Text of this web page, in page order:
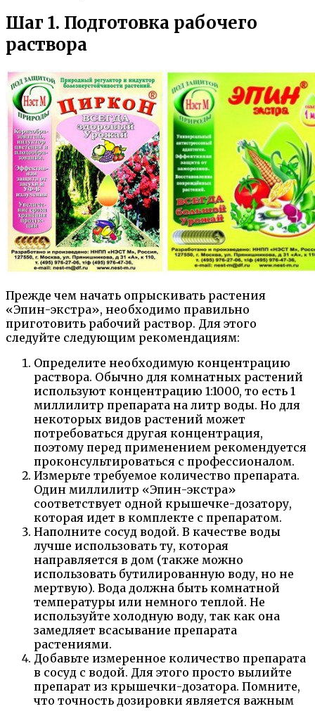
Шаг 1. Подготовка рабочего
раствора
Прежде чем начать опрыскивать растения
«Эпин-экстра», необходимо правильно
приготовить рабочий раствор. Для этого
следуйте следующим рекомендациям:
Определите необходимую концентрацию
раствора. Обычно для комнатных растений
используют концентрацию 1:1000, то есть 1
миллилитр препарата на литр воды. Но для
некоторых видов растений может
потребоваться другая концентрация,
поэтому перед применением рекомендуется
проконсультироваться с профессионалом.
Измерьте требуемое количество препарата.
Один миллилитр «Эпин-экстра»
соответствует одной крышечке-дозатору,
которая идет в комплекте с препаратом.
Наполните сосуд водой. В качестве воды
лучше использовать ту, которая
направляется в дом (также можно
использовать бутилированную воду, но не
мертвую). Вода должна быть комнатной
температуры или немного теплой. Не
используйте холодную воду, так как она
замедляет всасывание препарата
растениями.
Добавьте измеренное количество препарата
в сосуд с водой. Для этого просто вылийте
препарат из крышечки-дозатора. Помните,
что точность дозировки является важным